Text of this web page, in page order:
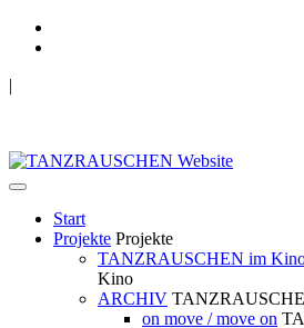
|
Start
Projekte Projekte
TANZRAUSCHEN im
Kino
ARCHIV
on move / move on